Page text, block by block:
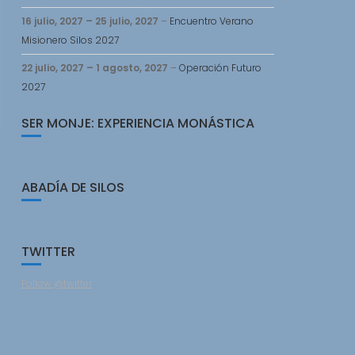
16 julio, 2027 – 25 julio, 2027 – Encuentro Verano
Misionero Silos 2027
22 julio, 2027 – 1 agosto, 2027 – Operación Futuro
2027
SER MONJE: EXPERIENCIA MONÁSTICA
ABADÍA DE SILOS
TWITTER
Follow @twitter